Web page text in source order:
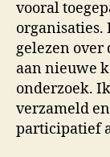
vooral
organisaties.
gelezen over
aan nieuwe
onderzoek.
verzameld
participatief